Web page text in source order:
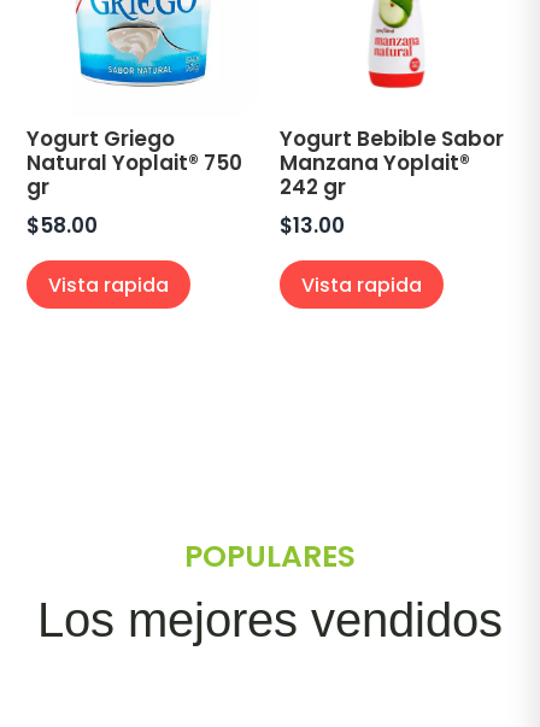
Yogurt Griego
Natural Yoplait® 750
gr
$58.00
Vista rapida
Yogurt Bebible Sabor
Manzana Yoplait®
242 gr
$13.00
Vista rapida
POPULARES
Los mejores vendidos